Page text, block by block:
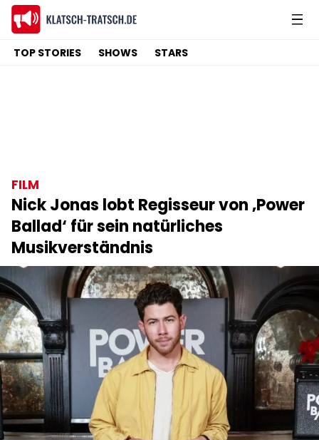
TOP STORIES SHOWS STARS
FILM
Nick Jonas lobt Regisseur von ‚Power
Ballad‘ für sein natürliches
Musikverständnis